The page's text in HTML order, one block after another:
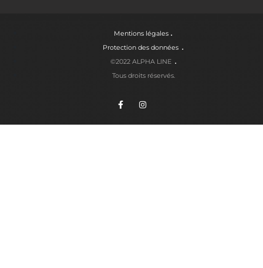
Mentions légales
Protection des données
©2022 ALPHA LINE
Tous droits réservés.